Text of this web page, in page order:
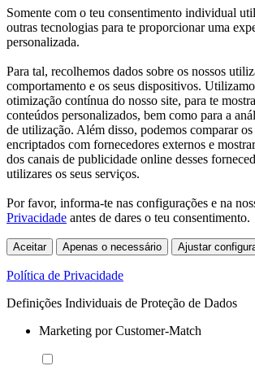
Somente com o teu consentimento individual
outras tecnologias para te proporcionar uma
personalizada.
Para tal, recolhemos dados sobre os nossos
comportamento e os seus dispositivos.
otimização contínua do nosso site, para te
conteúdos personalizados, bem como para a
de utilização. Além disso, podemos comparar os
encriptados com fornecedores externos e
dos canais de publicidade online desses
utilizares os seus serviços.
Por favor, informa-te nas configurações e na
Privacidade antes de dares o teu consentimento.
Aceitar Apenas o necessário Ajustar
Política de Privacidade
Definições Individuais de Proteção de Dados
Marketing por Customer-Match